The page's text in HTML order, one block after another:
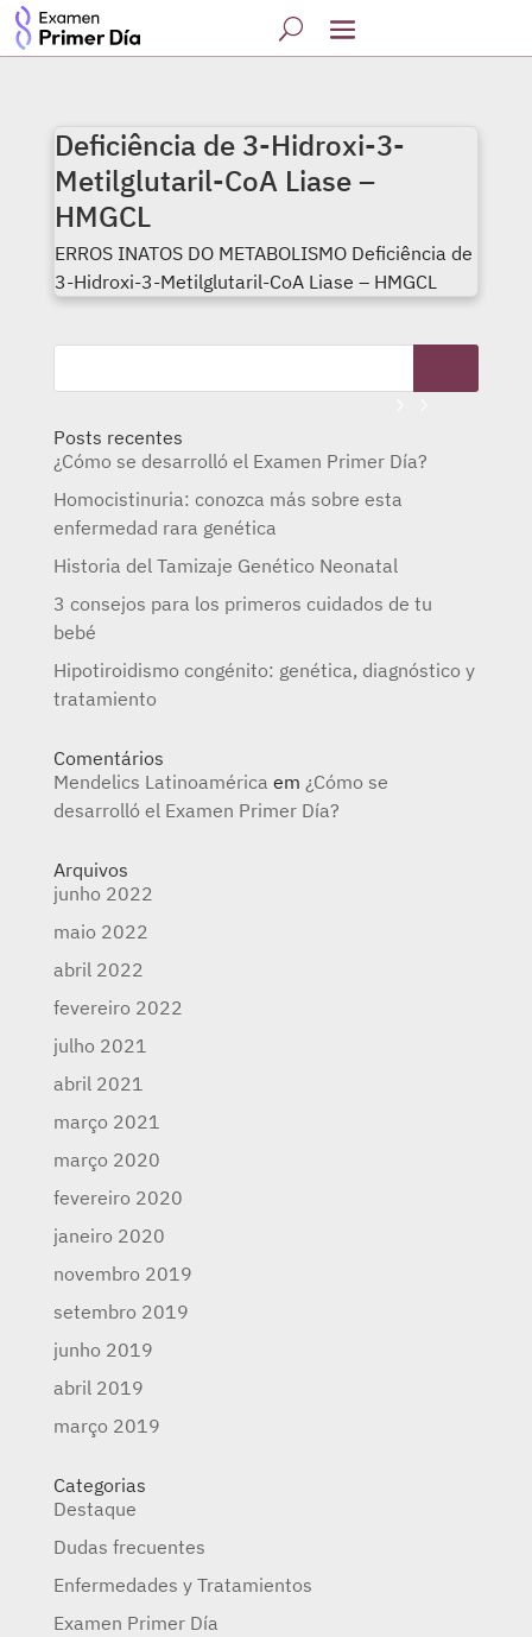
Deficiência de 3-Hidroxi-3-
Metilglutaril-CoA Liase –
HMGCL
ERROS INATOS DO METABOLISMO Deficiência de
3-Hidroxi-3-Metilglutaril-CoA Liase – HMGCL
Posts recentes
¿Cómo se desarrolló el Examen Primer Día?
Homocistinuria: conozca más sobre esta
enfermedad rara genética
Historia del Tamizaje Genético Neonatal
3 consejos para los primeros cuidados de tu
bebé
Hipotiroidismo congénito: genética, diagnóstico y
tratamiento
Comentários
Mendelics Latinoamérica em ¿Cómo se
desarrolló el Examen Primer Día?
Arquivos
junho 2022
maio 2022
abril 2022
fevereiro 2022
julho 2021
abril 2021
março 2021
março 2020
fevereiro 2020
janeiro 2020
novembro 2019
setembro 2019
junho 2019
abril 2019
março 2019
Categorias
Destaque
Dudas frecuentes
Enfermedades y Tratamientos
Examen Primer Día